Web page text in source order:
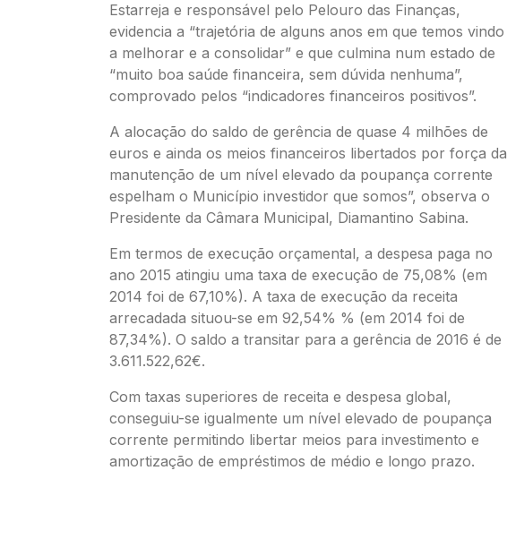
Estarreja e responsável pelo Pelouro das Finanças,
evidencia a “trajetória de alguns anos em que temos vindo
a melhorar e a consolidar” e que culmina num estado de
“muito boa saúde financeira, sem dúvida nenhuma”,
comprovado pelos “indicadores financeiros positivos”.
A alocação do saldo de gerência de quase 4 milhões de
euros e ainda os meios financeiros libertados por força da
manutenção de um nível elevado da poupança corrente
espelham o Município investidor que somos”, observa o
Presidente da Câmara Municipal, Diamantino Sabina.
Em termos de execução orçamental, a despesa paga no
ano 2015 atingiu uma taxa de execução de 75,08% (em
2014 foi de 67,10%). A taxa de execução da receita
arrecadada situou-se em 92,54% % (em 2014 foi de
87,34%). O saldo a transitar para a gerência de 2016 é de
3.611.522,62€.
Com taxas superiores de receita e despesa global,
conseguiu-se igualmente um nível elevado de poupança
corrente permitindo libertar meios para investimento e
amortização de empréstimos de médio e longo prazo.